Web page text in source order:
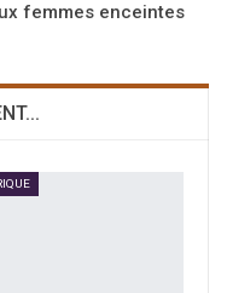
femmes enceintes